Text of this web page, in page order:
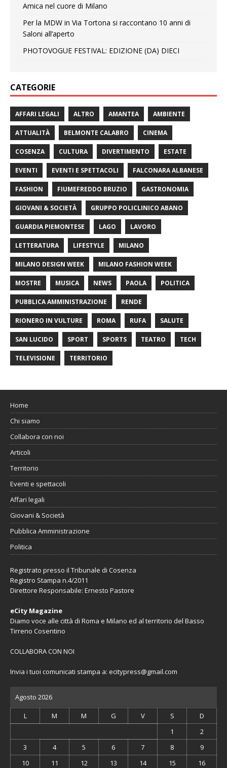
Amica nel cuore di Milano
Per la MDW in Via Tortona si raccontano 10 anni di
Saloni all’aperto
PHOTOVOGUE FESTIVAL: EDIZIONE (DA) DIECI
CATEGORIE
AFFARI LEGALI ALTRO AMANTEA AMBIENTE
ATTUALITÀ BELMONTE CALABRO CINEMA
COSENZA CULTURA DIVERTIMENTO ESTATE
EVENTI EVENTI E SPETTACOLI FALCONARA ALBANESE
FASHION FIUMEFREDDO BRUZIO GASTRONOMIA
GIOVANI & SOCIETÀ GRUPPO POLICLINICO ABANO
GUARDIA PIEMONTESE LAGO LAVORO
LETTERATURA LIFESTYLE MILANO
MILANO DESIGN WEEK MILANO FASHION WEEK
MOSTRE MUSICA NEWS PAOLA POLITICA
PUBBLICA AMMINISTRAZIONE RENDE
RIONERO IN VULTURE ROMA RUFA SALUTE
SAN LUCIDO SPORT SPORTS TEATRO TECH
TELEVISIONE TERRITORIO
Home
Chi siamo
Collabora con noi
Articoli
Territorio
Eventi e spettacoli
Affari legali
Giovani & Società
Pubblica Amministrazione
Politica
Registrato presso il Tribunale di Cosenza
Registro Stampa n.4/2011
Direttore Responsabile: Ernesto Pastore
eCity Magazine
Diamo voce alle città di Roma e Milano ed al territorio del Basso
Tirreno Cosentino
COLLABORA CON NOI
Invia i tuoi comunicati stampa a: ecitypress@gmail.com
Agosto 2026
L M M G V S
D
1
2
3
4 5 6 7 8
9
10
11 12 13 14 15 16